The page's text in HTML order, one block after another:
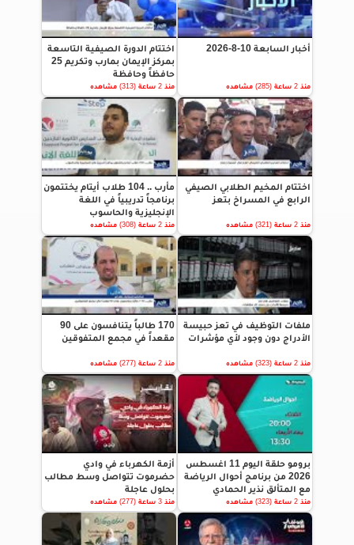
أخبار السابعة 10-8-2026
منذ 2 ساعة (285) مشاهده
اختتام الدورة الصيفية التاسعة
بمركز الإيمان بمارب وتكريم 25
حافظاً وحافظة
منذ 2 ساعة (313) مشاهده
اختتام المخيم الطلابي الصيفي
الرابع في المسراخ بتعز
منذ 2 ساعة (321) مشاهده
مأرب .. 104 طلاب أيتام يختتمون
برنامجاً تدريبياً في اللغة
الإنجليزية والحاسوب
منذ 2 ساعة (308) مشاهده
ملفات التوظيف في تعز حبيسة
الأدراج دون وجود لأي مؤشرات
منذ 2 ساعة (323) مشاهده
170 طالباً يتنافسون على 90
مقعداً في مجمع المتفوقين
منذ 2 ساعة (277) مشاهده
برومو حلقة اليوم 11 اغسطس
2026 من برنامج أحوال الرياضة
مع المتألق نذير الحمادي
منذ 2 ساعة (323) مشاهده
أزمة الكهرباء في وادي
حضرموت تتواصل وسط مطالب
بحلول عاجلة
منذ 3 ساعة (277) مشاهده